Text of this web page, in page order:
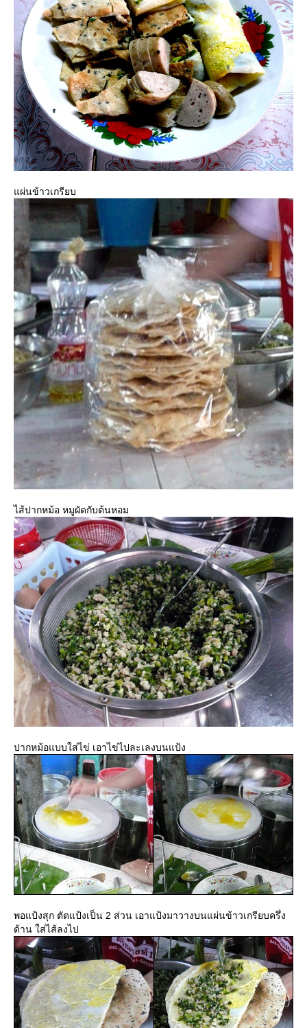
ผ่นข้าวเกรียบ
ไส้ปากหม้อ หมูผัดกับต้นหอม
ปากหม้อแบบใส่ไข่ เอาไข่ไปละเลงบนแป้ง
พอแป้งสุก ตัดแป้งเป็น 2 ส่วน เอาแป้งมาวางบนแผ่นข้าวเกรียบครึ่ง
ด้าน ใส่ไส้ลงไป